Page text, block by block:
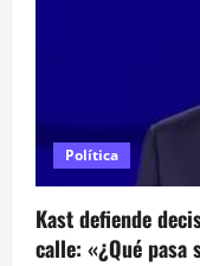
a
Política
Kast defiende
calle: «¿Qué